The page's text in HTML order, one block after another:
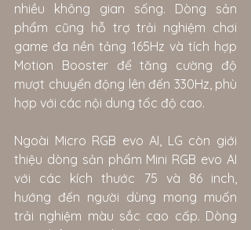
nhiều không gian sống. Dòng sản
phẩm cũng hỗ trợ trải nghiệm chơi
game đa nền tảng 165Hz và tích hợp
Motion Booster để tăng cường độ
mượt chuyển động lên đến 330Hz, phù
hợp với các nội dung tốc độ cao.
Ngoài Micro RGB evo AI, LG còn giới
thiệu dòng sản phẩm Mini RGB evo AI
với các kích thước 75 và 86 inch,
hướng đến người dùng mong muốn
trải nghiệm màu sắc cao cấp. Dòng